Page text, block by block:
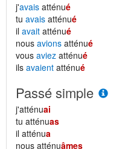
j'avais atténué
tu avais atténué
il avait atténué
nous avions atténué
vous aviez atténué
ils avaient atténué
Passé simple
j'atténuai
tu atténuas
il atténua
nous atténuâmes